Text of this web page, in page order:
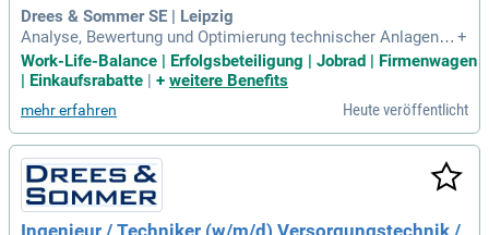
Drees & Sommer SE | Leipzig
Analyse, Bewertung und Optimierung technischer Anlagen
(Heizung, Lüftung, Klima, Sanitär, Elektrotechnik, Gebäudeau
tomation); Erarbeitung von Modernisierungs- und Instandhal
achhaltiger Aspekte
+
Work-Life-Balance | Erfolgsbeteiligung | Jobrad | Firmenwagen
| Einkaufsrabatte | + weitere Benefits
mehr erfahren Heute veröffentlicht